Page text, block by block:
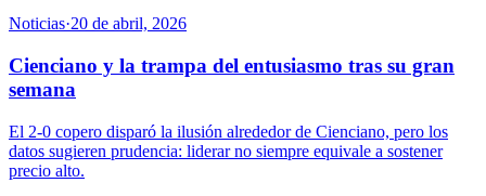
Noticias·20 de abril, 2026
Cienciano y la trampa del entusiasmo tras su gran
semana
El 2-0 copero disparó la ilusión alrededor de Cienciano, pero los
datos sugieren prudencia: liderar no siempre equivale a sostener
precio alto.